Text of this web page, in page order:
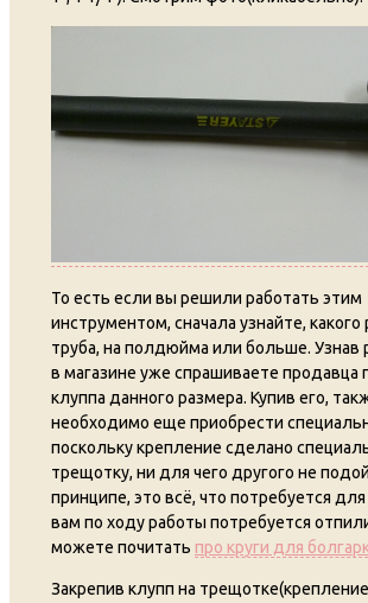
То есть если вы решили работать этим
инструментом, сначала узнайте, какого
труба, на полдюйма или больше. Узнав
в магазине уже спрашиваете продавца
клуппа данного размера. Купив его,
необходимо еще приобрести
поскольку крепление сделано
трещотку, ни для чего другого не
принципе, это всё, что потребуется
вам по ходу работы потребуется
можете почитать про круги для
Закрепив клупп на